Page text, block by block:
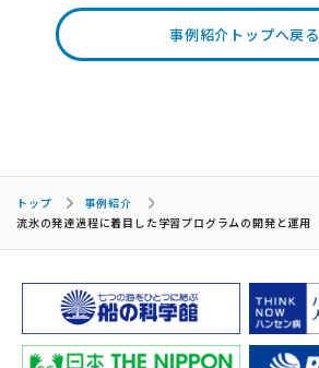
事例紹介トップへ戻る
トップ
事例紹介
流氷の発達過程に着目した学習プログラムの開発と運用